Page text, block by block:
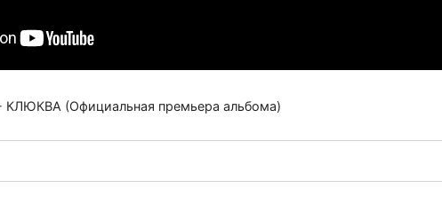
(Официальная премьера альбома)